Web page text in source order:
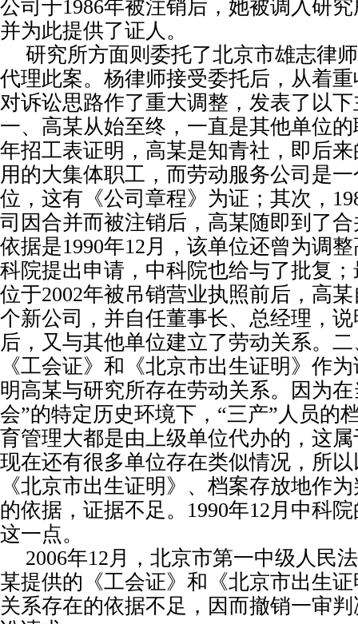
公司于1986年被注销后，她被调入研
并为此提供了证人。
研究所方面则委托了北京市雄志律
代理此案。杨律师接受委托后，从着
对诉讼思路作了重大调整，发表了以
一、高某从始至终，一直是其他单位
年招工表证明，高某是知青社，即后
用的大集体职工，而劳动服务公司是
位，这有《公司章程》为证；其次，
司因合并而被注销后，高某随即到了
依据是1990年12月，该单位还曾为调
科院提出申请，中科院也给与了批复
位于2002年被吊销营业执照前后，高
个新公司，并自任董事长、总经理，
后，又与其他单位建立了劳动关系。
《工会证》和《北京市出生证明》作
明高某与研究所存在劳动关系。因为
会”的特定历史环境下，“三产”人员的
育管理大都是由上级单位代办的，这
现在还有很多单位存在类似情况，所
《北京市出生证明》、档案存放地作
的依据，证据不足。 1990年12月中科
这一点。
2006年12月，北京市第一中级人民
某提供的《工会证》和《北京市出生
关系存在的依据不足，因而撤销一审